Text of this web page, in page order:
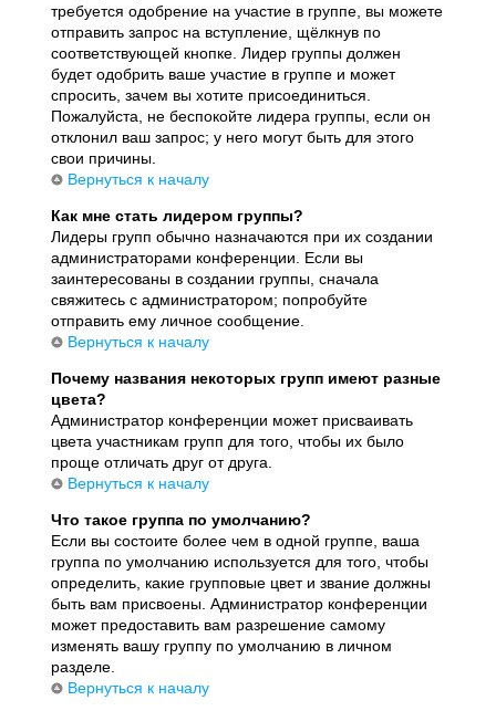
требуется одобрение на участие в группе, вы можете
отправить запрос на вступление, щёлкнув по
соответствующей кнопке. Лидер группы должен
будет одобрить ваше участие в группе и может
спросить, зачем вы хотите присоединиться.
Пожалуйста, не беспокойте лидера группы, если он
отклонил ваш запрос; у него могут быть для этого
свои причины.
Вернуться к началу
Как мне стать лидером группы?
Лидеры групп обычно назначаются при их создании
администраторами конференции. Если вы
заинтересованы в создании группы, сначала
свяжитесь с администратором; попробуйте
отправить ему личное сообщение.
Вернуться к началу
Почему названия некоторых групп имеют разные
цвета?
Администратор конференции может присваивать
цвета участникам групп для того, чтобы их было
проще отличать друг от друга.
Вернуться к началу
Что такое группа по умолчанию?
Если вы состоите более чем в одной группе, ваша
группа по умолчанию используется для того, чтобы
определить, какие групповые цвет и звание должны
быть вам присвоены. Администратор конференции
может предоставить вам разрешение самому
изменять вашу группу по умолчанию в личном
разделе.
Вернуться к началу